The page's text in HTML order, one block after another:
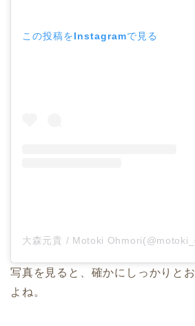
この投稿をInstagramで見る
写真を見ると、確かにしっかりと
よね。